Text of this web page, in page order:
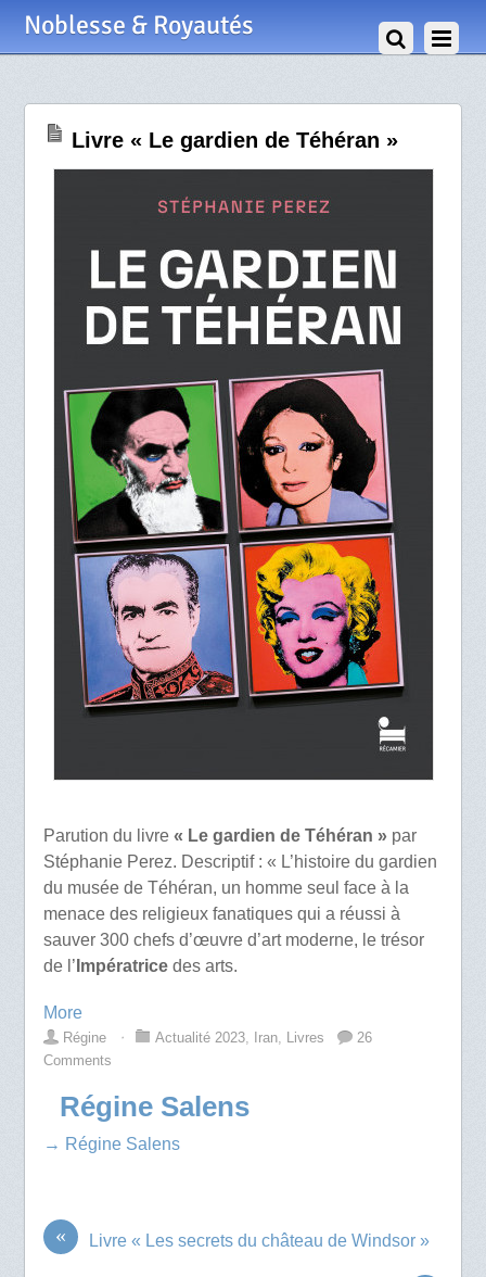
Noblesse & Royautés
Livre « Le gardien de Téhéran »
Parution du livre « Le gardien de Téhéran »par
Stéphanie Perez. Descriptif : « L’histoire du gardien
du musée de Téhéran, un homme seul face à la
menace des religieux fanatiques qui a réussi à
sauver 300 chefs d’œuvre d’art moderne, le trésor
de l’ Impératricedes arts.
More
Régine ⋅ Actualité 2023, Iran, Livres
26
Comments
Régine Salens
→ Régine Salens
« Livre « Les secrets du château de Windsor »